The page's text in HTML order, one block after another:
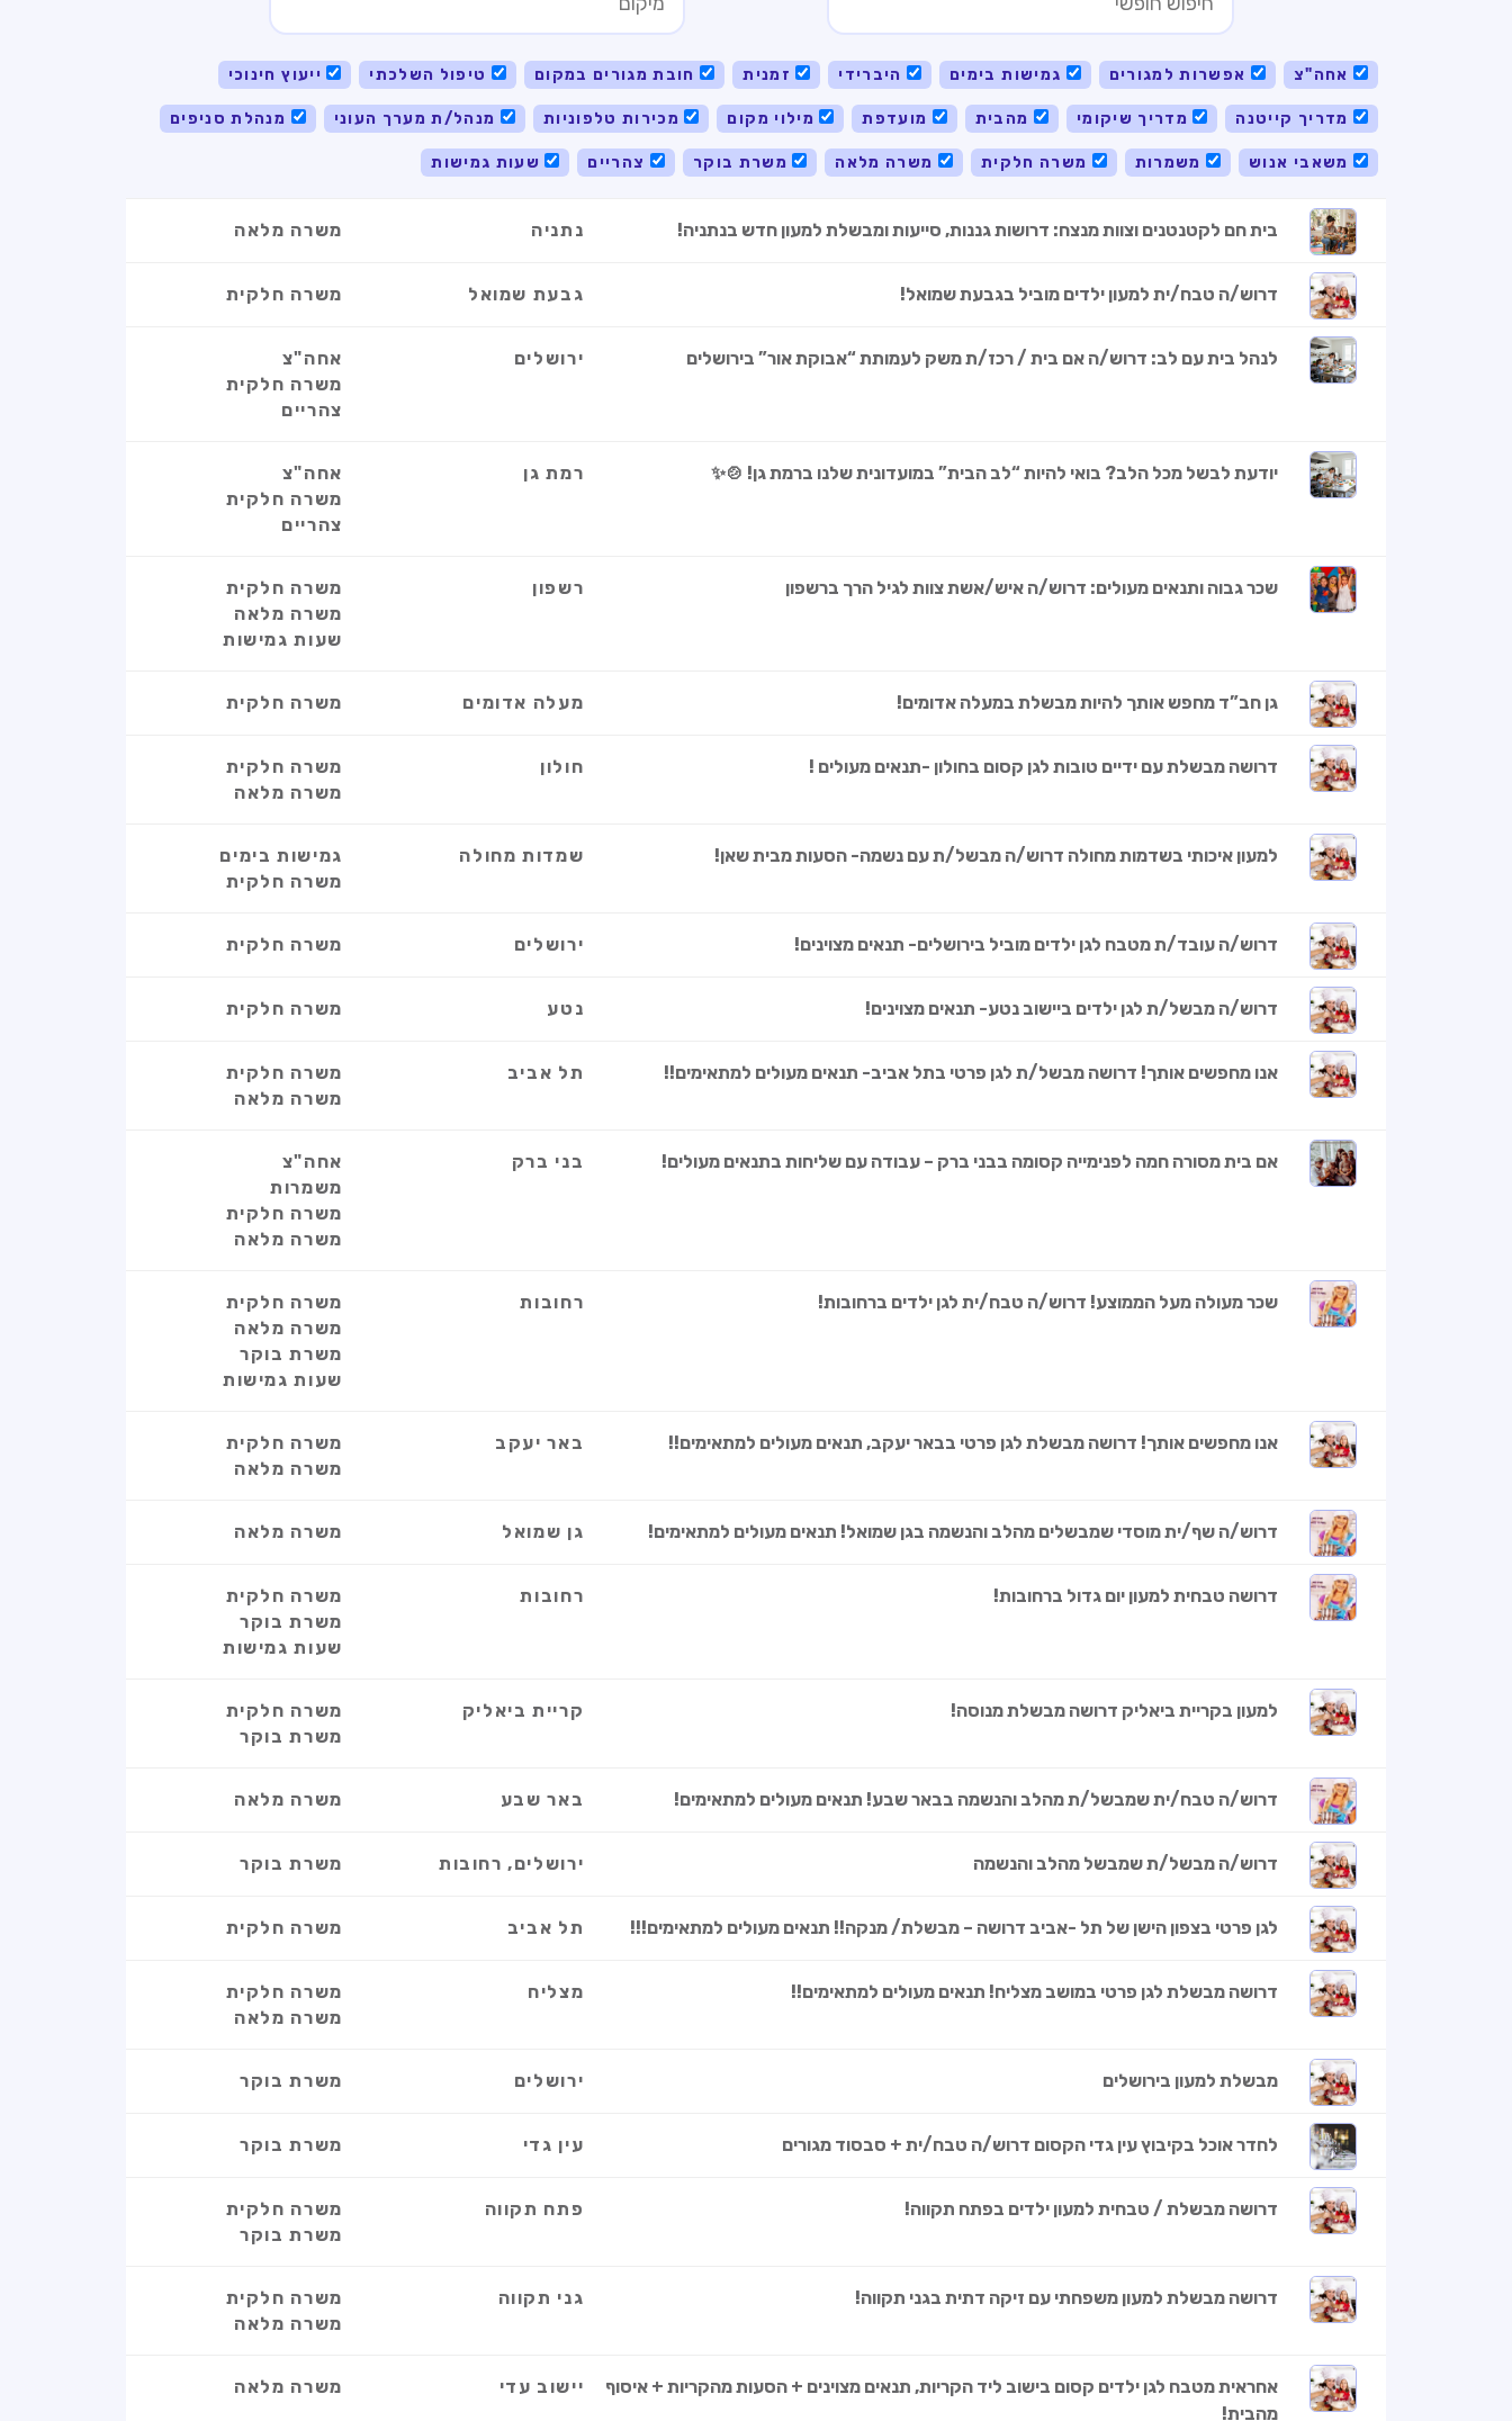
אחה"צ אפשרות למגורים גמישות בימים היברידי זמנית חובת מגורים במקום טיפול השלכתי ייעוץ חינוכי
מדריך קייטנה מדריך שיקומי מהבית מועדפת מילוי מקום מכירות טלפוניות מנהל/ת מערך העוני מנהלת סניפים
משאבי אנוש משמרות משרה חלקית משרה מלאה משרת בוקר צהריים שעות גמישות
בית חם לקטנטנים וצוות מנצח: דרושות גננות, סייעות ומבשלת למעון חדש בנתניה! נתניה משרה מלאה
דרוש/ה טבח/ית למעון ילדים מוביל בגבעת שמואל! גבעת שמואל משרה חלקית
לנהל בית עם לב: דרוש/ה אם בית / רכז/ת משק לעמותת “אבוקת אור” בירושלים ירושלים
אחה"צ
משרה חלקית
צהריים
יודעת לבשל מכל הלב? בואי להיות “לב הבית” במועדונית שלנו ברמת גן! 🍲✨ רמת גן
אחה"צ
משרה חלקית
צהריים
שכר גבוה ותנאים מעולים: דרוש/ה איש/אשת צוות לגיל הרך ברשפון רשפון
משרה חלקית
משרה מלאה
שעות גמישות
גן חב”ד מחפש אותך להיות מבשלת במעלה אדומים! מעלה אדומים משרה חלקית
דרושה מבשלת עם ידיים טובות לגן קסום בחולון -תנאים מעולים ! חולון
משרה חלקית
משרה מלאה
למעון איכותי בשדמות מחולה דרוש/ה מבשל/ת עם נשמה- הסעות מבית שאן! שמדות מחולה
גמישות בימים
משרה חלקית
דרוש/ה עובד/ת מטבח לגן ילדים מוביל בירושלים- תנאים מצוינים! ירושלים משרה חלקית
דרוש/ה מבשל/ת לגן ילדים ביישוב נטע- תנאים מצוינים! נטע משרה חלקית
אנו מחפשים אותך! דרושה מבשל/ת לגן פרטי בתל אביב- תנאים מעולים למתאימים!! תל אביב
משרה חלקית
משרה מלאה
אם בית מסורה חמה לפנימייה קסומה בבני ברק – עבודה עם שליחות בתנאים מעולים! בני ברק
אחה"צ
משמרות
משרה חלקית
משרה מלאה
שכר מעולה מעל הממוצע! דרוש/ה טבח/ית לגן ילדים ברחובות! רחובות
משרה חלקית
משרה מלאה
משרת בוקר
שעות גמישות
אנו מחפשים אותך! דרושה מבשלת לגן פרטי בבאר יעקב, תנאים מעולים למתאימים!! באר יעקב
משרה חלקית
משרה מלאה
דרוש/ה שף/ית מוסדי שמבשלים מהלב והנשמה בגן שמואל! תנאים מעולים למתאימים! גן שמואל משרה מלאה
דרושה טבחית למעון יום גדול ברחובות! רחובות
משרה חלקית
משרת בוקר
שעות גמישות
למעון בקריית ביאליק דרושה מבשלת מנוסה! קריית ביאליק
משרה חלקית
משרת בוקר
דרוש/ה טבח/ית שמבשל/ת מהלב והנשמה בבאר שבע! תנאים מעולים למתאימים! באר שבע משרה מלאה
דרוש/ה מבשל/ת שמבשל מהלב והנשמה ירושלים, רחובות משרת בוקר
לגן פרטי בצפון הישן של תל -אביב דרושה – מבשלת/ מנקה!! תנאים מעולים למתאימים!!! תל אביב משרה חלקית
דרושה מבשלת לגן פרטי במושב מצליח! תנאים מעולים למתאימים!! מצליח
משרה חלקית
משרה מלאה
מבשלת למעון בירושלים ירושלים משרת בוקר
לחדר אוכל בקיבוץ עין גדי הקסום דרוש/ה טבח/ית + סבסוד מגורים עין גדי משרת בוקר
דרושה מבשלת / טבחית למעון ילדים בפתח תקווה! פתח תקווה
משרה חלקית
משרת בוקר
דרושה מבשלת למעון משפחתי עם זיקה דתית בגני תקווה! גני תקווה
משרה חלקית
משרה מלאה
אחראית מטבח לגן ילדים קסום בישוב ליד הקריות, תנאים מצוינים + הסעות מהקריות + איסוף
מהבית!
יישוב עדי משרה מלאה